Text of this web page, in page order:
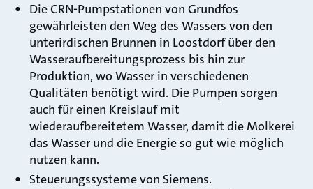
Die CRN-Pumpstationen von Grundfos
gewährleisten den Weg des Wassers von den
unterirdischen Brunnen in Loostdorf über den
Wasseraufbereitungsprozess bis hin zur
Produktion, wo Wasser in verschiedenen
Qualitäten benötigt wird. Die Pumpen sorgen
auch für einen Kreislauf mit
wiederaufbereitetem Wasser, damit die Molkerei
das Wasser und die Energie so gut wie möglich
nutzen kann.
Steuerungssysteme von Siemens.